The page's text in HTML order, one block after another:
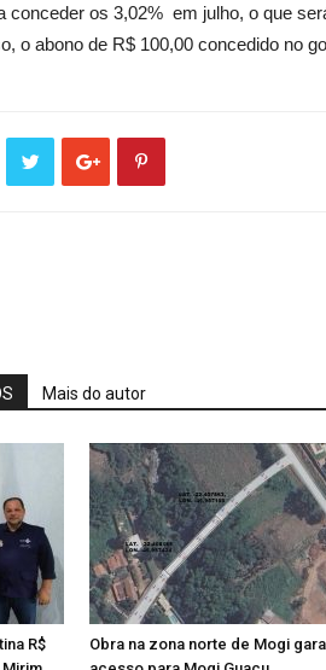
conceder os 3,02% em julho, o que
o abono de R$ 100,00 concedido no
Mais do autor
R$
Obra na zona norte de Mogi